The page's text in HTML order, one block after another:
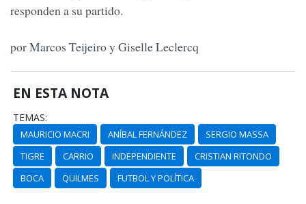
responden a su partido.
por Marcos Teijeiro y Giselle Leclercq
EN ESTA NOTA
TEMAS:
MAURICIO MACRI ANÍBAL FERNÁNDEZ
SERGIO MASSA
TIGRE
CARRIO INDEPENDIENTE
CRISTIAN RITONDO
BOCA
QUILMES FUTBOL Y POLÍTICA